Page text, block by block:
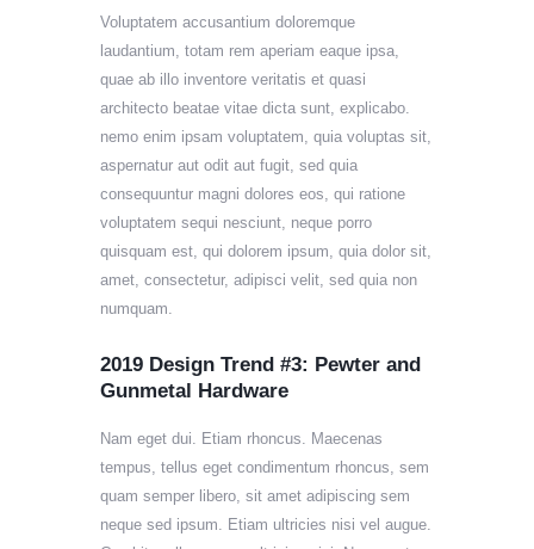
Voluptatem accusantium doloremque
laudantium, totam rem aperiam eaque ipsa,
quae ab illo inventore veritatis et quasi
architecto beatae vitae dicta sunt, explicabo.
nemo enim ipsam voluptatem, quia voluptas sit,
aspernatur aut odit aut fugit, sed quia
consequuntur magni dolores eos, qui ratione
voluptatem sequi nesciunt, neque porro
quisquam est, qui dolorem ipsum, quia dolor sit,
amet, consectetur, adipisci velit, sed quia non
numquam.
2019 Design Trend #3: Pewter and
Gunmetal Hardware
Nam eget dui. Etiam rhoncus. Maecenas
tempus, tellus eget condimentum rhoncus, sem
quam semper libero, sit amet adipiscing sem
neque sed ipsum. Etiam ultricies nisi vel augue.